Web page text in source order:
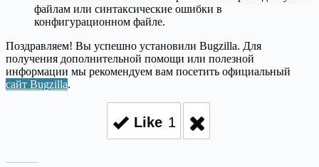
файлам или синтаксические ошибки в
конфигурационном файле.
Поздравляем! Вы успешно установили Bugzilla. Для
получения дополнительной помощи или полезной
информации мы рекомендуем вам посетить официальный
сайт Bugzilla.
Like 1